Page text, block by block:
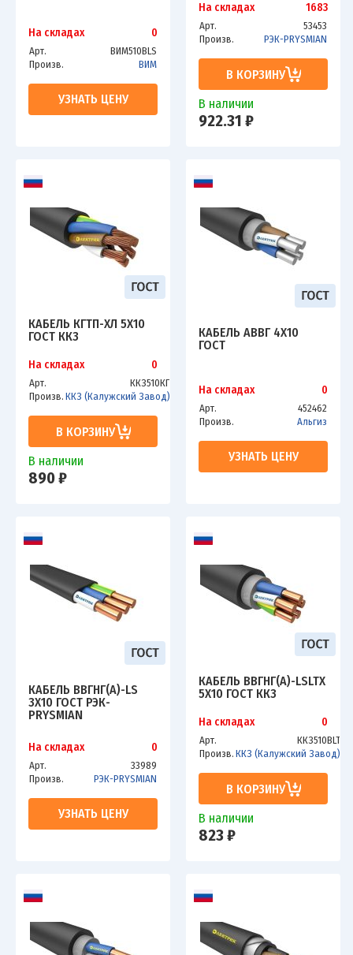
На складах 0
Арт.
ВИМ510ВLS
Произв.
ВИМ
УЗНАТЬ ЦЕНУ
На складах 1683
Арт.
53453
Произв.
РЭК-PRYSMIAN
В КОРЗИНУ
В наличии
922.31 ₽
КАБЕЛЬ КГТП-ХЛ 5Х10
ГОСТ ККЗ
На складах 0
Арт.
ККЗ510КГ
Произв. ККЗ (Калужский Завод)
В КОРЗИНУ
В наличии
890 ₽
КАБЕЛЬ АВВГ 4Х10
ГОСТ
На складах 0
Арт.
452462
Произв.
Альгиз
УЗНАТЬ ЦЕНУ
КАБЕЛЬ ВВГНГ(A)-LS
3Х10 ГОСТ РЭК-
PRYSMIAN
На складах 0
Арт.
33989
Произв.
РЭК-PRYSMIAN
УЗНАТЬ ЦЕНУ
КАБЕЛЬ ВВГНГ(А)-LSLTX
5Х10 ГОСТ ККЗ
На складах 0
Арт.
ККЗ510ВLT
Произв. ККЗ (Калужский Завод)
В КОРЗИНУ
В наличии
823 ₽